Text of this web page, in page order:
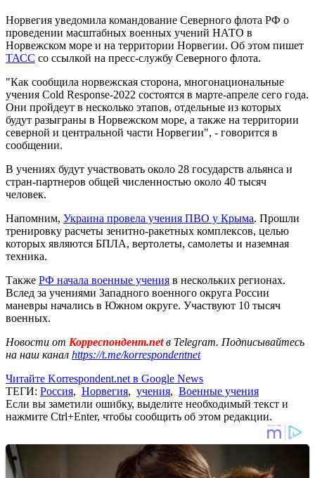
Норвегия уведомила командование Северного флота РФ о
проведении масштабных военных учений НАТО в
Норвежском море и на территории Норвегии. Об этом пишет
ТАСС со ссылкой на пресс-службу Северного флота.
"Как сообщила норвежская сторона, многонациональные
учения Cold Response-2022 состоятся в марте-апреле сего года.
Они пройдеут в несколько этапов, отдельные из которых
будут разыграны в Норвежском море, а также на территории
северной и центральной части Норвегии", - говорится в
сообщении.
В учениях будут участвовать около 28 государств альянса и
стран-партнеров общей численностью около 40 тысяч
человек.
Напомним, Украина провела учения ПВО у Крыма. Прошли
тренировку расчеты зенитно-ракетных комплексов, целью
которых являются БПЛА, вертолеты, самолеты и наземная
техника.
Также РФ начала военные учения в нескольких регионах.
Вслед за учениями Западного военного округа России
маневры начались в Южном округе. Участвуют 10 тысяч
военных.
Новости от Корреспондент.netв Telegram. Подписывайтесь
на наш канал https://t.me/korrespondentnet
Читайте Korrespondent.net в Google News
ТЕГИ: Россия, Норвегия, учения, Военные учения
Если вы заметили ошибку, выделите необходимый текст и
нажмите Ctrl+Enter, чтобы сообщить об этом редакции.